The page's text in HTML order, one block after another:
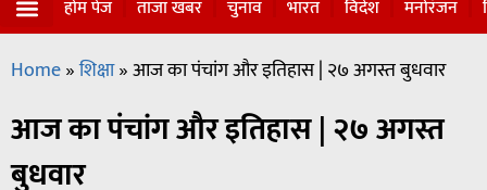
होम पेज ताजा खबर चुनाव भारत विदेश मनोरंजन
Home»शिक्षा»आज का पंचांग और इतिहास | २७ अगस्त बुधवार
आज का पंचांग और इतिहास | २७ अगस्त
बुधवार